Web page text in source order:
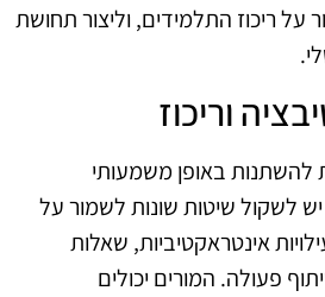
על ריכוז התלמידים, וליצור תחושת
וריכוז
להשתנות באופן משמעותי
יש לשקול שיטות שונות לשמור על
אינטראקטיביות, שאלות
פעולה. המורים יכולים